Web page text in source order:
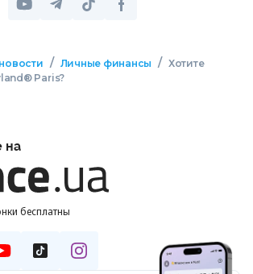
/ Личные финансы / Хотите
Paris?
на
бесплатны